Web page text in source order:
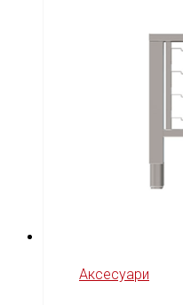
Аксесуари